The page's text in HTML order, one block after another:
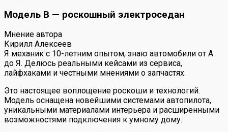
Модель В — роскошный электроседан
Мнение автора
Кирилл Алексеев
Я механик с 10-летним опытом, знаю автомобили от А
до Я. Делюсь реальными кейсами из сервиса,
лайфхаками и честными мнениями о запчастях.
Это настоящее воплощение роскоши и технологий.
Модель оснащена новейшими системами автопилота,
уникальными материалами интерьера и расширенными
возможностями подключения к умному дому.